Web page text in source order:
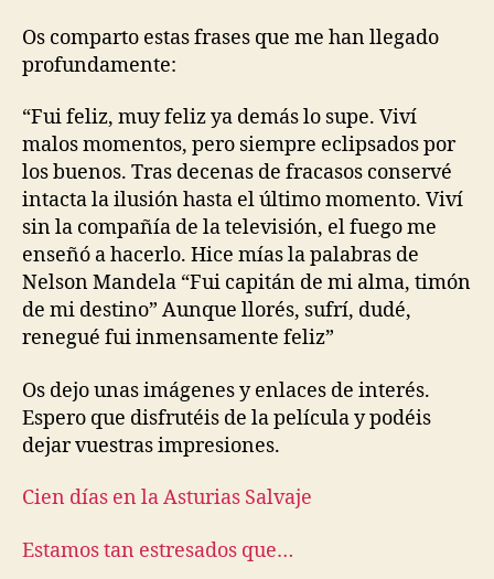
Os comparto estas frases que me han llegado
profundamente:
“Fui feliz, muy feliz ya demás lo supe. Viví
malos momentos, pero siempre eclipsados por
los buenos. Tras decenas de fracasos conservé
intacta la ilusión hasta el último momento. Viví
sin la compañía de la televisión, el fuego me
enseñó a hacerlo. Hice mías la palabras de
Nelson Mandela “Fui capitán de mi alma, timón
de mi destino” Aunque llorés, sufrí, dudé,
renegué fui inmensamente feliz”
Os dejo unas imágenes y enlaces de interés.
Espero que disfrutéis de la película y podéis
dejar vuestras impresiones.
Cien días en la Asturias Salvaje
Estamos tan estresados que…